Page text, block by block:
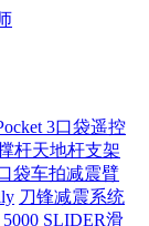
3口袋遥控
杆天地杆支架
袋车拍减震臂
刀锋减震系统
SLIDER滑